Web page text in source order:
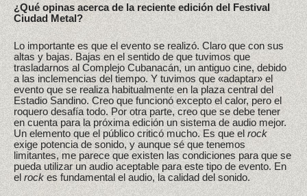
¿Qué opinas acerca de la reciente edición del Festival
Ciudad Metal?
Lo importante es que el evento se realizó. Claro que con sus
altas y bajas. Bajas en el sentido de que tuvimos que
trasladarnos al Complejo Cubanacán, un antiguo cine, debido
a las inclemencias del tiempo. Y tuvimos que «adaptar» el
evento que se realiza habitualmente en la plaza central del
Estadio Sandino. Creo que funcionó excepto el calor, pero el
roquero desafía todo. Por otra parte, creo que se debe tener
en cuenta para la próxima edición un sistema de audio mejor.
Un elemento que el público criticó mucho. Es que elrock
exige potencia de sonido, y aunque sé que tenemos
limitantes, me parece que existen las condiciones para que se
pueda utilizar un audio aceptable para este tipo de evento. En
el rockes fundamental el audio, la calidad del sonido.